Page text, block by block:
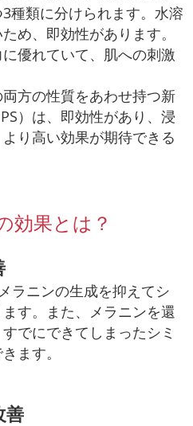
種類に分けられます。水溶
め、即効性があります。
優れていて、肌への刺激
方の性質をあわせ持つ新
）は、即効性があり、浸
り高い効果が期待できる
効果とは？
ラニンの生成を抑えてシ
す。また、メラニンを還
でにできてしまったシミ
ます。
善